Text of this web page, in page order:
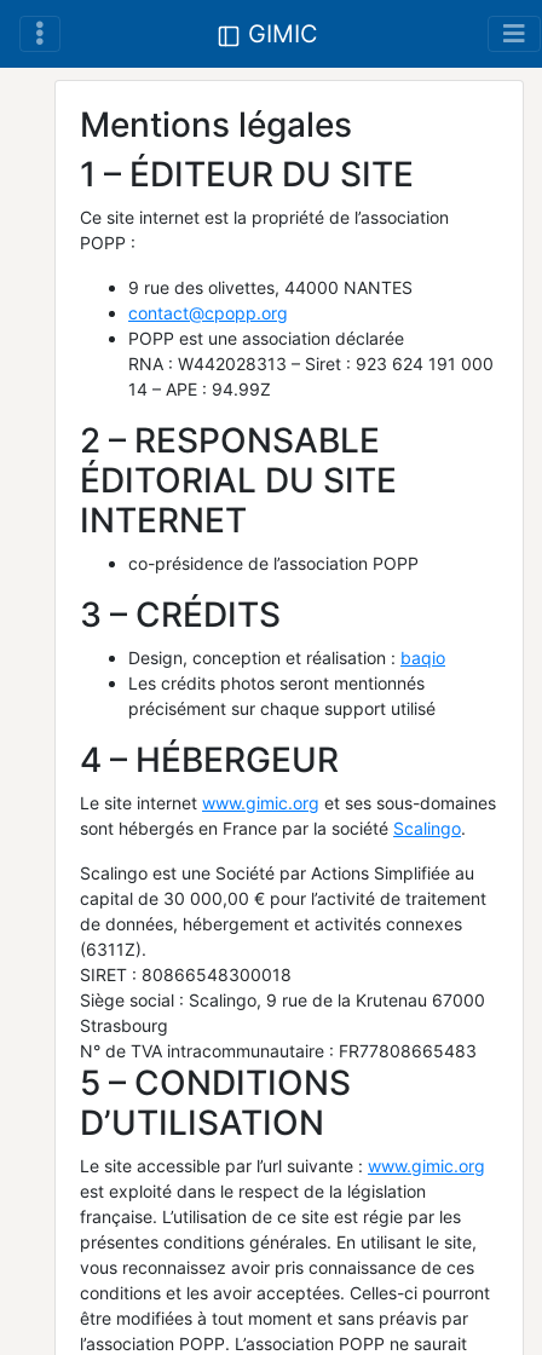
GIMIC
Mentions légales
1 – ÉDITEUR DU SITE
Ce site internet est la propriété de l’association
POPP :
9 rue des olivettes, 44000 NANTES
contact@cpopp.org
POPP est une association déclarée
RNA : W442028313 – Siret : 923 624 191 000
14 – APE : 94.99Z
2 – RESPONSABLE
ÉDITORIAL DU SITE
INTERNET
co-présidence de l’association POPP
3 – CRÉDITS
Design, conception et réalisation : baqio
Les crédits photos seront mentionnés
précisément sur chaque support utilisé
4 – HÉBERGEUR
Le site internet www.gimic.org et ses sous-domaines
sont hébergés en France par la société Scalingo.
Scalingo est une Société par Actions Simplifiée au
capital de 30 000,00 € pour l’activité de traitement
de données, hébergement et activités connexes
(6311Z).
SIRET : 80866548300018
Siège social : Scalingo, 9 rue de la Krutenau 67000
Strasbourg
N° de TVA intracommunautaire : FR77808665483
5 – CONDITIONS
D’UTILISATION
Le site accessible par l’url suivante : www.gimic.org
est exploité dans le respect de la législation
française. L’utilisation de ce site est régie par les
présentes conditions générales. En utilisant le site,
vous reconnaissez avoir pris connaissance de ces
conditions et les avoir acceptées. Celles-ci pourront
être modifiées à tout moment et sans préavis par
l’association POPP. L’association POPP ne saurait